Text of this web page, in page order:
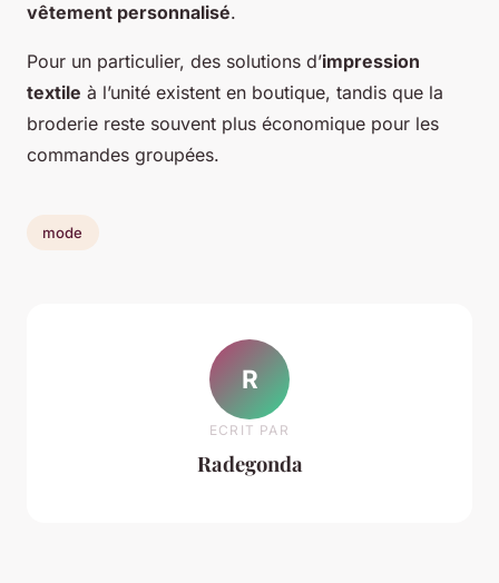
vêtement personnalisé.
Pour un particulier, des solutions d’impression
textile à l’unité existent en boutique, tandis que la
broderie reste souvent plus économique pour les
commandes groupées.
mode
R
ECRIT PAR
Radegonda